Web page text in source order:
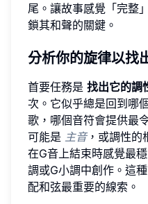
尾。讓故事感覺「完整
鎖其和聲的關鍵。
分析你的旋律以找
首要任務是 找出它的調
次。它似乎總是回到哪
歌，哪個音符會提供最
可能是 主音，或調性的
在G音上結束時感覺最
調或G小調中創作。這
配和弦最重要的線索。